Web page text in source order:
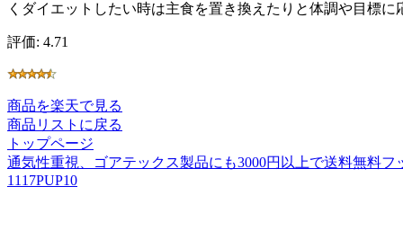
くダイエットしたい時は主食を置き換えたりと体調や目標
評価: 4.71
商品を楽天で見る
商品リストに戻る
トップページ
通気性重視、ゴアテックス製品にも3000円以上で送料無料
1117PUP10